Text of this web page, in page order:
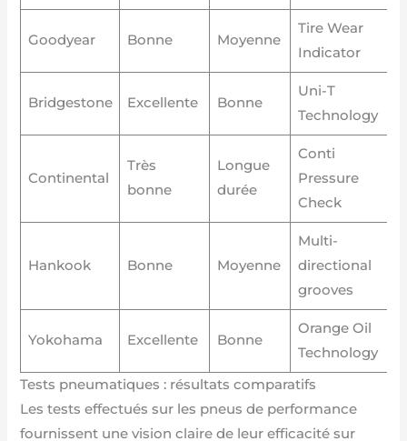
Goodyear Bonne Moyenne
Tire Wear
Indicator
Bridgestone Excellente Bonne
Uni-T
Technology
Continental
Très
bonne
Longue
durée
Conti
Pressure
Check
Hankook Bonne Moyenne
Multi-
directional
grooves
Yokohama Excellente Bonne
Orange Oil
Technology
Tests pneumatiques : résultats comparatifs
Les tests effectués sur les pneus de performance
fournissent une vision claire de leur efficacité sur